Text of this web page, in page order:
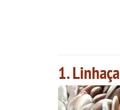
1. Linhaça